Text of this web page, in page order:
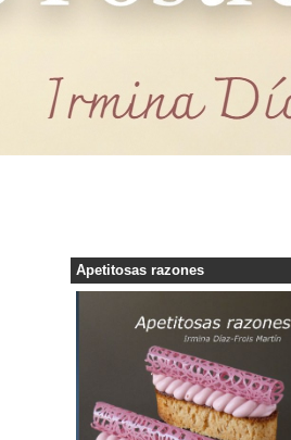
Apetitosas razones